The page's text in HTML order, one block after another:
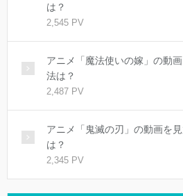
は？
2,545 PV
アニメ「魔法使いの嫁」の動
法は？
2,487 PV
アニメ「鬼滅の刃」の動画を
は？
2,345 PV